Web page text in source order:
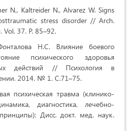
N., Kaltreider N., Alvarez W. Signs
stress disorder // Arch.
Vol. 37. P. 85–92.
Н.С. Влияние боевого
психического здоровья
действий // Психология в
2014. № 1. С.71–75.
психическая травма (клинико-
диагностика, лечебно-
Дисс. докт. мед. наук.